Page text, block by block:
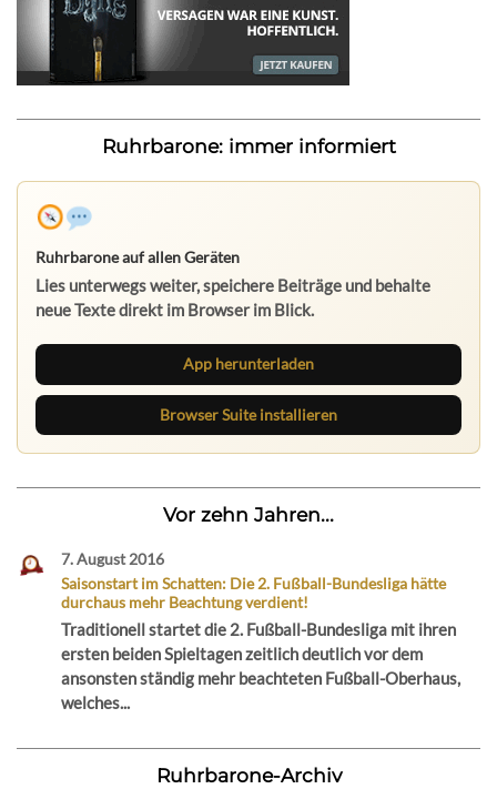
Ruhrbarone: immer informiert
Ruhrbarone auf allen Geräten
Lies unterwegs weiter, speichere Beiträge und behalte
neue Texte direkt im Browser im Blick.
App herunterladen
Browser Suite installieren
Vor zehn Jahren...
7. August 2016
Saisonstart im Schatten: Die 2. Fußball-Bundesliga hätte
durchaus mehr Beachtung verdient!
Traditionell startet die 2. Fußball-Bundesliga mit ihren
ersten beiden Spieltagen zeitlich deutlich vor dem
ansonsten ständig mehr beachteten Fußball-Oberhaus,
welches...
Ruhrbarone-Archiv